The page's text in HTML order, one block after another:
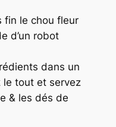
fin le chou fleur
d’un robot
dans un
le tout et servez
& les dés de